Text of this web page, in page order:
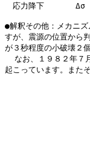
応力降下　　　　
●解釈その他：メカニ
すが、震源の位置から
が３秒程度の小破壊２
なお、１９８２年
起こっています。また
　　